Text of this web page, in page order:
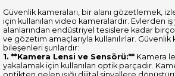
Güvenlik kameraları, bir alanı gözetlemek,
için kullanılan video kameralardır. Evlerden
alanlarından endüstriyel tesislere kadar
ve gözetim amaçlarıyla kullanılırlar. Güvenlik
bileşenleri şunlardır:
1. **Kamera Lensi ve Sensörü:** Kamera
yakalamak için kullanılan optik parçadır.